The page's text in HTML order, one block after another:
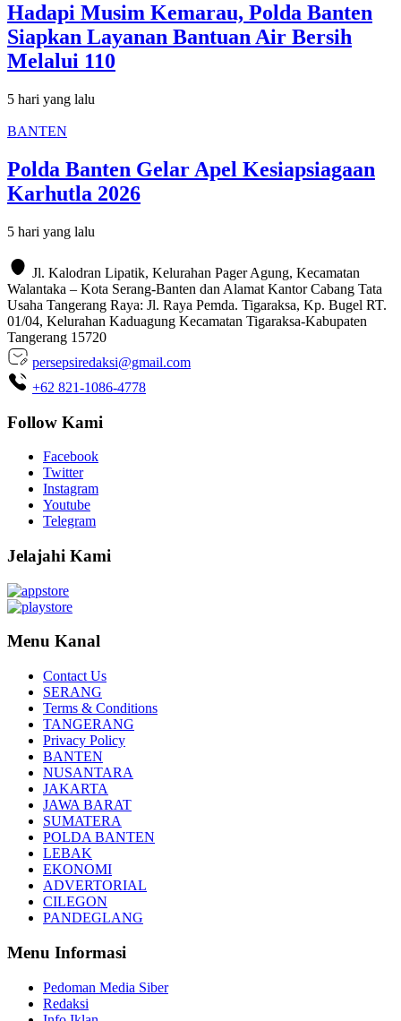
Hadapi Musim Kemarau, Polda Banten
Siapkan Layanan Bantuan Air Bersih
Melalui 110
5 hari yang lalu
BANTEN
Polda Banten Gelar Apel Kesiapsiagaan
Karhutla 2026
5 hari yang lalu
Jl. Kalodran Lipatik, Kelurahan Pager Agung, Kecamatan
Walantaka – Kota Serang-Banten dan Alamat Kantor Cabang Tata
Usaha Tangerang Raya: Jl. Raya Pemda. Tigaraksa, Kp. Bugel RT.
01/04, Kelurahan Kaduagung Kecamatan Tigaraksa-Kabupaten
Tangerang 15720
persepsiredaksi@gmail.com
+62 821-1086-4778
Follow Kami
Facebook
Twitter
Instagram
Youtube
Telegram
Jelajahi Kami
Menu Kanal
Contact Us
SERANG
Terms & Conditions
TANGERANG
Privacy Policy
BANTEN
NUSANTARA
JAKARTA
JAWA BARAT
SUMATERA
POLDA BANTEN
LEBAK
EKONOMI
ADVERTORIAL
CILEGON
PANDEGLANG
Menu Informasi
Pedoman Media Siber
Redaksi